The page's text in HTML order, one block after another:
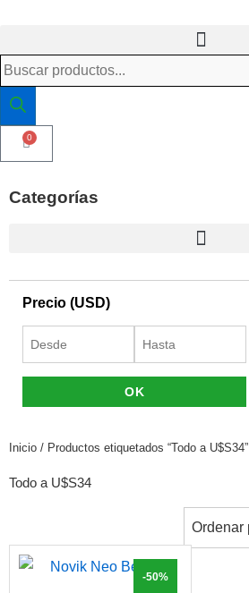
0
Categorías
Precio (USD)
OK
Inicio / Productos etiquetados “Todo a U$S34”
Todo a U$S34
-50%